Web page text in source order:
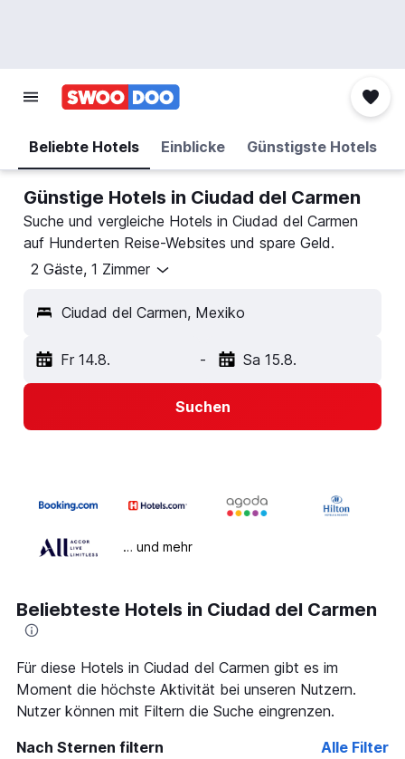
Beliebte Hotels Einblicke Günstigste Hotels
Günstige Hotels in Ciudad del Carmen
Suche und vergleiche Hotels in Ciudad del Carmen
auf Hunderten Reise-Websites und spare Geld.
2 Gäste, 1 Zimmer
Ciudad del Carmen, Mexiko
Fr 14.8. - Sa 15.8.
Suchen
… und mehr
Beliebteste Hotels in Ciudad del Carmen
Für diese Hotels in Ciudad del Carmen gibt es im
Moment die höchste Aktivität bei unseren Nutzern.
Nutzer können mit Filtern die Suche eingrenzen.
Nach Sternen filtern
Alle Filter